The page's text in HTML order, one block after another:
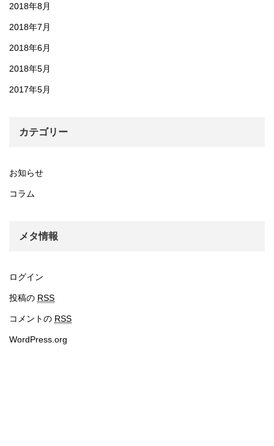
2018年8月
2018年7月
2018年6月
2018年5月
2017年5月
カテゴリー
お知らせ
コラム
メタ情報
ログイン
投稿の RSS
コメントの RSS
WordPress.org